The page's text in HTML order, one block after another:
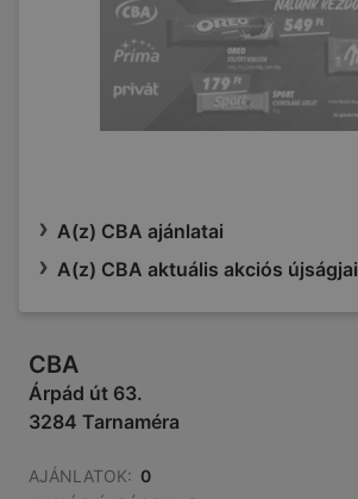
A(z) CBA ajánlatai
A(z) CBA aktuális akciós újságjai
CBA
Árpád út 63.
3284 Tarnaméra
AJÁNLATOK: 0